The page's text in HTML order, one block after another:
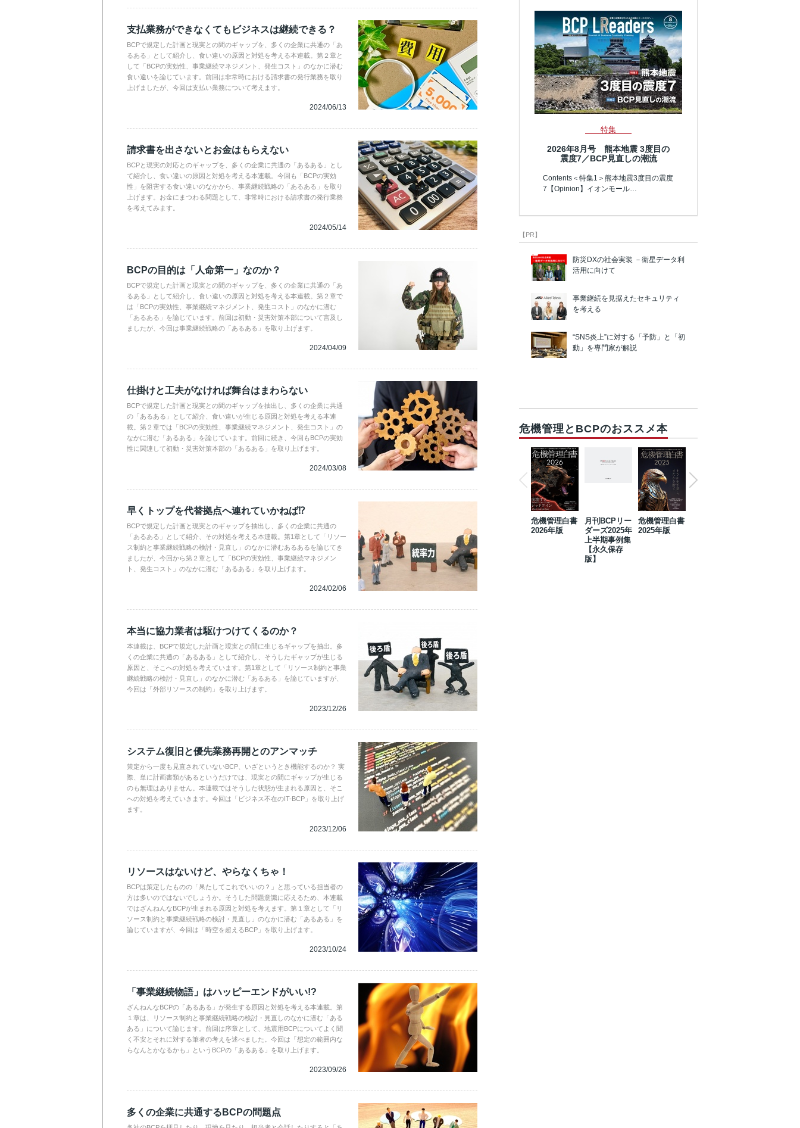
支払業務ができなくてもビジネスは継続できる？
BCPで規定した計画と現実との間のギャップを、多くの企業に共通の「あ
るある」として紹介し、食い違いの原因と対処を考える本連載。第２章と
して「BCPの実効性、事業継続マネジメント、発生コスト」のなかに潜む
食い違いを論じています。前回は非常時における請求書の発行業務を取り
上げましたが、今回は支払い業務について考えます。
2024/06/13
請求書を出さないとお金はもらえない
BCPと現実の対応とのギャップを、多くの企業に共通の「あるある」とし
て紹介し、食い違いの原因と対処を考える本連載。今回も「BCPの実効
性」を阻害する食い違いのなかから、事業継続戦略の「あるある」を取り
上げます。お金にまつわる問題として、非常時における請求書の発行業務
を考えてみます。
2024/05/14
BCPの目的は「人命第一」なのか？
BCPで規定した計画と現実との間のギャップを、多くの企業に共通の「あ
るある」として紹介し、食い違いの原因と対処を考える本連載。第２章で
は「BCPの実効性、事業継続マネジメント、発生コスト」のなかに潜む
「あるある」を論じています。前回は初動・災害対策本部について言及し
ましたが、今回は事業継続戦略の「あるある」を取り上げます。
2024/04/09
仕掛けと工夫がなければ舞台はまわらない
BCPで規定した計画と現実との間のギャップを抽出し、多くの企業に共通
の「あるある」として紹介、食い違いが生じる原因と対処を考える本連
載。第２章では「BCPの実効性、事業継続マネジメント、発生コスト」の
なかに潜む「あるある」を論じています。前回に続き、今回もBCPの実効
性に関連して初動・災害対策本部の「あるある」を取り上げます。
2024/03/08
早くトップを代替拠点へ連れていかねば⁉
BCPで規定した計画と現実とのギャップを抽出し、多くの企業に共通の
「あるある」として紹介、その対処を考える本連載。第1章として「リソー
ス制約と事業継続戦略の検討・見直し」のなかに潜むあるあるを論じてき
ましたが、今回から第２章として「BCPの実効性、事業継続マネジメン
ト、発生コスト」のなかに潜む「あるある」を取り上げます。
2024/02/06
本当に協力業者は駆けつけてくるのか？
本連載は、BCPで規定した計画と現実との間に生じるギャップを抽出。多
くの企業に共通の「あるある」として紹介し、そうしたギャップが生じる
原因と、そこへの対処を考えています。第1章として「リソース制約と事業
継続戦略の検討・見直し」のなかに潜む「あるある」を論じていますが、
今回は「外部リソースの制約」を取り上げます。
2023/12/26
システム復旧と優先業務再開とのアンマッチ
策定から一度も見直されていないBCP、いざというとき機能するのか？ 実
際、単に計画書類があるというだけでは、現実との間にギャップが生じる
のも無理はありません。本連載ではそうした状態が生まれる原因と、そこ
への対処を考えていきます。今回は「ビジネス不在のIT-BCP」を取り上げ
ます。
2023/12/06
リソースはないけど、やらなくちゃ！
BCPは策定したものの「果たしてこれでいいの？」と思っている担当者の
方は多いのではないでしょうか。そうした問題意識に応えるため、本連載
ではざんねんなBCPが生まれる原因と対処を考えます。第１章として「リ
ソース制約と事業継続戦略の検討・見直し」のなかに潜む「あるある」を
論じていますが、今回は「時空を超えるBCP」を取り上げます。
2023/10/24
「事業継続物語」はハッピーエンドがいい!?
ざんねんなBCPの「あるある」が発生する原因と対処を考える本連載。第
１章は、リソース制約と事業継続戦略の検討・見直しのなかに潜む「ある
ある」について論じます。前回は序章として、地震用BCPについてよく聞
く不安とそれに対する筆者の考えを述べました。今回は「想定の範囲内な
らなんとかなるかも」というBCPの「あるある」を取り上げます。
2023/09/26
多くの企業に共通するBCPの問題点
特集
2026年8月号 熊本地震 3度目の
震度7／BCP見直しの潮流
Contents＜特集1＞熊本地震3度目の震度
7【Opinion】イオンモール…
【PR】
防災DXの社会実装 －衛星データ利
活用に向けて
事業継続を見据えたセキュリティ
を考える
“SNS炎上”に対する「予防」と「初
動」を専門家が解説
危機管理とBCPのおススメ本
危機管理白書
2026年版
月刊BCPリー
ダーズ2025年
上半期事例集
【永久保存
版】
危機管理白書
2025年版